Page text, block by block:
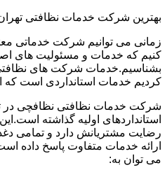
بهترین شرکت خدمات نظافتی تهران
زمانی می توانیم شرکت خدماتی
کنیم که خدمات و مسئولیت های
بشناسیم.خدمات شرکت های
کردیم خدمات استانداردی است که
شرکت خدمات نظافتی نظافچی در
استانداردهای اولیه گذاشته
رضایت مشتریانش دارد و تمامی
ارائه خدمات متفاوت پاسخ داده
می توان به: